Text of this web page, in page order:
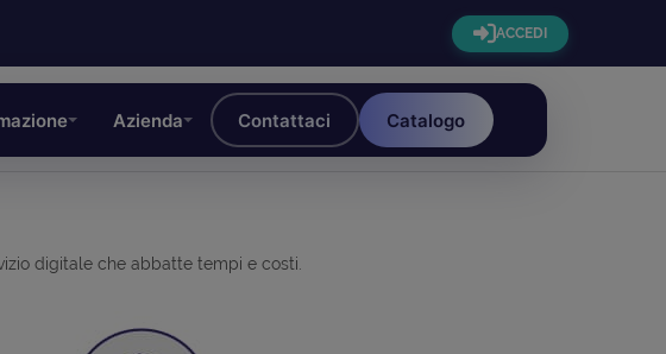
ACCEDI
Azienda Contattaci Catalogo
digitale che abbatte tempi e costi.